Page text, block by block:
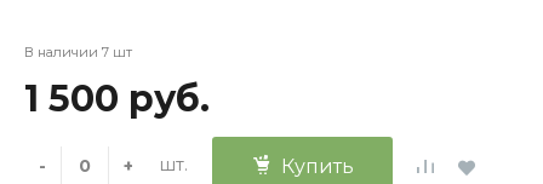
В наличии 7 шт
1 500 руб.
- + шт. Купить